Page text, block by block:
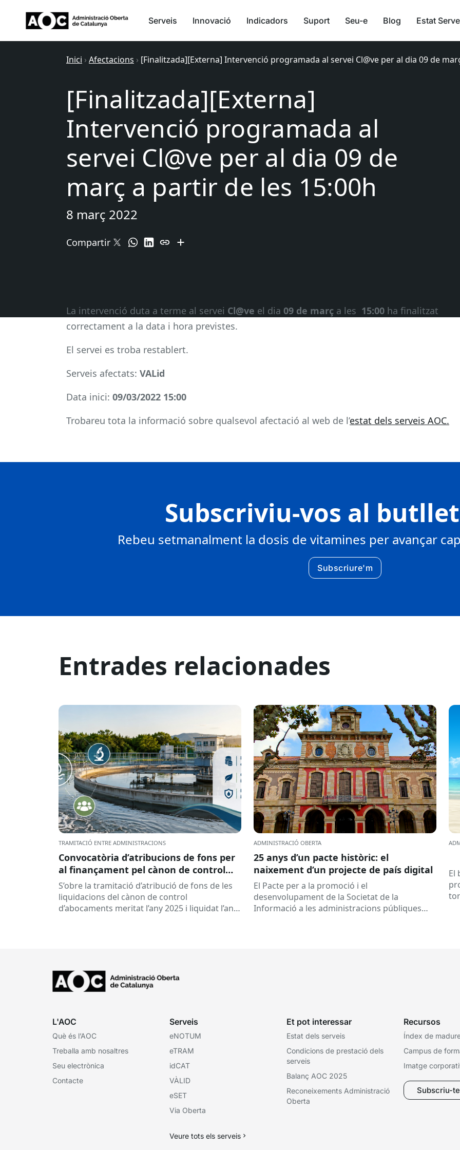
Serveis Innovació Indicadors Suport Seu-e Blog Estat
Inici › Afectacions › [Finalitzada][Externa] Intervenció programada al servei Cl@ve per al dia 09 de
[Finalitzada][Externa]
Intervenció programada al
servei Cl@ve per al dia 09 de
març a partir de les 15:00h
8 març 2022
Compartir
La intervenció duta a terme al servei Cl@ve el dia 09 de març a les 15:00 ha finalitzat
correctament a la data i hora previstes.
El servei es troba restablert.
Serveis afectats: VALid
Data inici: 09/03/2022 15:00
Trobareu tota la informació sobre qualsevol afectació al web de l’estat dels serveis AOC.
Subscriviu-vos al
Rebeu setmanalment la dosis de vitamines per avançar
Subscriure'm
Entrades relacionades
TRAMITACIÓ ENTRE ADMINISTRACIONS
Convocatòria d’atribucions de fons per
al finançament pel cànon de control
d’abocaments meritat l’any 2025 i
liquidat l’any 2026
S’obre la tramitació d’atribució de fons de les
liquidacions del cànon de control
d’abocaments meritat l’any 2025 i liquidat l’any
ADMINISTRACIÓ OBERTA
25 anys d’un pacte històric: el
naixement d’un projecte de país digital
El Pacte per a la promoció i el
desenvolupament de la Societat de la
Informació a les administracions públiques
El
L'AOC
Què és l’AOC
Treballa amb nosaltres
Seu electrònica
Contacte
Serveis
eNOTUM
eTRAM
idCAT
VÀLID
eSET
Via Oberta
Veure tots els serveis
Et pot interessar
Estat dels serveis
Condicions de prestació dels
serveis
Balanç AOC 2025
Reconeixements Administració
Oberta
Recursos
Índex de
Campus de
Imatge
Subscriu-